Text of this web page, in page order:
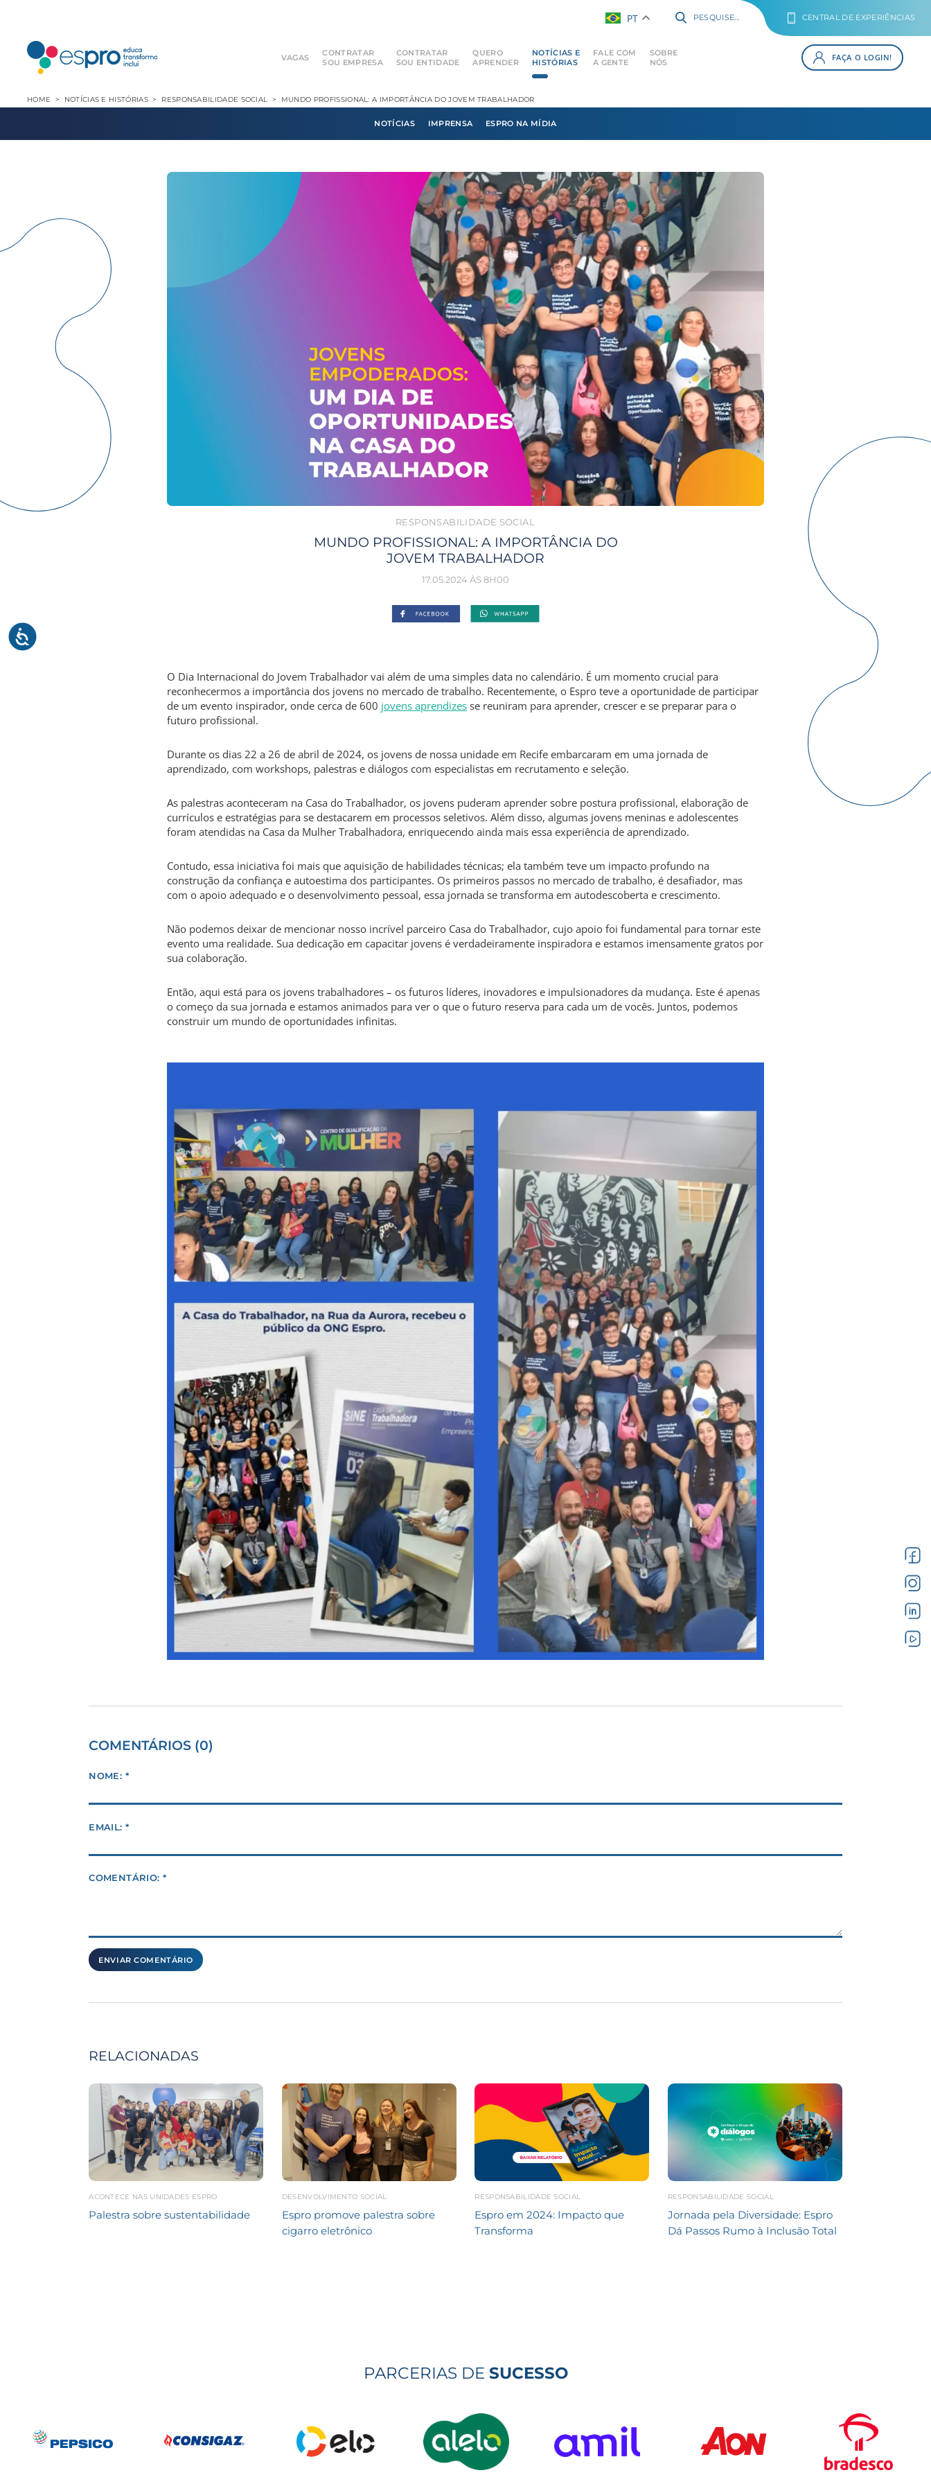
PT PESQUISE... CENTRAL DE EXPERIÊNCIAS
HOME NOTÍCIAS E HISTÓRIAS RESPONSABILIDADE SOCIAL MUNDO PROFISSIONAL: A IMPORTÂNCIA DO JOVEM TRABALHADOR
SOBRE
NÓS
VAGAS
CONTRATAR
SOU EMPRESA
CONTRATAR
SOU ENTIDADE
QUERO
APRENDER
NOTÍCIAS E
HISTÓRIAS
FALE COM
A GENTE
FAÇA O LOGIN!
NOTÍCIAS IMPRENSA ESPRO NA MÍDIA
RESPONSABILIDADE SOCIAL
MUNDO PROFISSIONAL: A IMPORTÂNCIA DO
JOVEM TRABALHADOR
17.05.2024 ÀS 8H00
O Dia Internacional do Jovem Trabalhador vai além de uma simples data no calendário. É um momento crucial para
reconhecermos a importância dos jovens no mercado de trabalho. Recentemente, o Espro teve a oportunidade de participar
de um evento inspirador, onde cerca de 600 jovens aprendizes se reuniram para aprender, crescer e se preparar para o
futuro profissional.
Durante os dias 22 a 26 de abril de 2024, os jovens de nossa unidade em Recife embarcaram em uma jornada de
aprendizado, com workshops, palestras e diálogos com especialistas em recrutamento e seleção.
As palestras aconteceram na Casa do Trabalhador, os jovens puderam aprender sobre postura profissional, elaboração de
currículos e estratégias para se destacarem em processos seletivos. Além disso, algumas jovens meninas e adolescentes
foram atendidas na Casa da Mulher Trabalhadora, enriquecendo ainda mais essa experiência de aprendizado.
Contudo, essa iniciativa foi mais que aquisição de habilidades técnicas; ela também teve um impacto profundo na
construção da confiança e autoestima dos participantes. Os primeiros passos no mercado de trabalho, é desafiador, mas
com o apoio adequado e o desenvolvimento pessoal, essa jornada se transforma em autodescoberta e crescimento.
Não podemos deixar de mencionar nosso incrível parceiro Casa do Trabalhador, cujo apoio foi fundamental para tornar este
evento uma realidade. Sua dedicação em capacitar jovens é verdadeiramente inspiradora e estamos imensamente gratos por
sua colaboração.
Então, aqui está para os jovens trabalhadores – os futuros líderes, inovadores e impulsionadores da mudança. Este é apenas
o começo da sua jornada e estamos animados para ver o que o futuro reserva para cada um de vocês. Juntos, podemos
construir um mundo de oportunidades infinitas.
COMENTÁRIOS (0)
NOME: *
EMAIL: *
COMENTÁRIO: *
RELACIONADAS
ACONTECE NAS UNIDADES ESPRO
Palestra sobre sustentabilidade
DESENVOLVIMENTO SOCIAL
Espro promove palestra sobre
cigarro eletrônico
RESPONSABILIDADE SOCIAL
Espro em 2024: Impacto que
Transforma
RESPONSABILIDADE SOCIAL
Jornada pela Diversidade: Espro
Dá Passos Rumo à Inclusão Total
PARCERIAS DE SUCESSO